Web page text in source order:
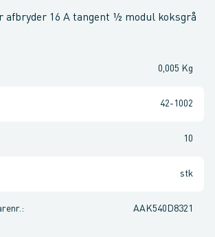
afbryder 16 A tangent ½ modul koksgrå
0,005 Kg
42-1002
10
stk
: AAK540D8321